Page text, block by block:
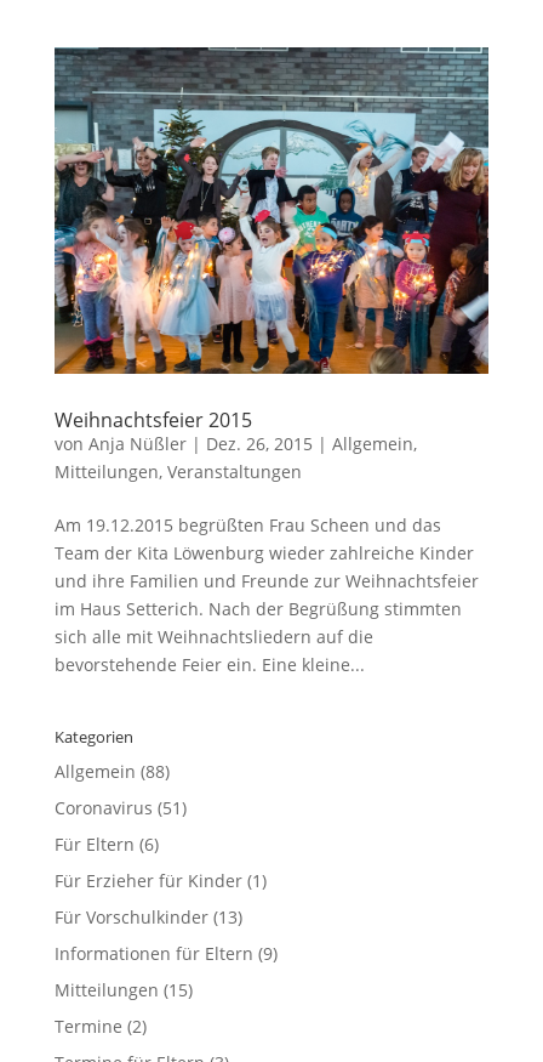
Weihnachtsfeier 2015
von Anja Nüßler| Dez. 26, 2015 | Allgemein,
Mitteilungen, Veranstaltungen
Am 19.12.2015 begrüßten Frau Scheen und das
Team der Kita Löwenburg wieder zahlreiche Kinder
und ihre Familien und Freunde zur Weihnachtsfeier
im Haus Setterich. Nach der Begrüßung stimmten
sich alle mit Weihnachtsliedern auf die
bevorstehende Feier ein. Eine kleine...
Kategorien
Allgemein (88)
Coronavirus (51)
Für Eltern (6)
Für Erzieher für Kinder(1)
Für Vorschulkinder(13)
Informationen für Eltern (9)
Mitteilungen (15)
Termine (2)